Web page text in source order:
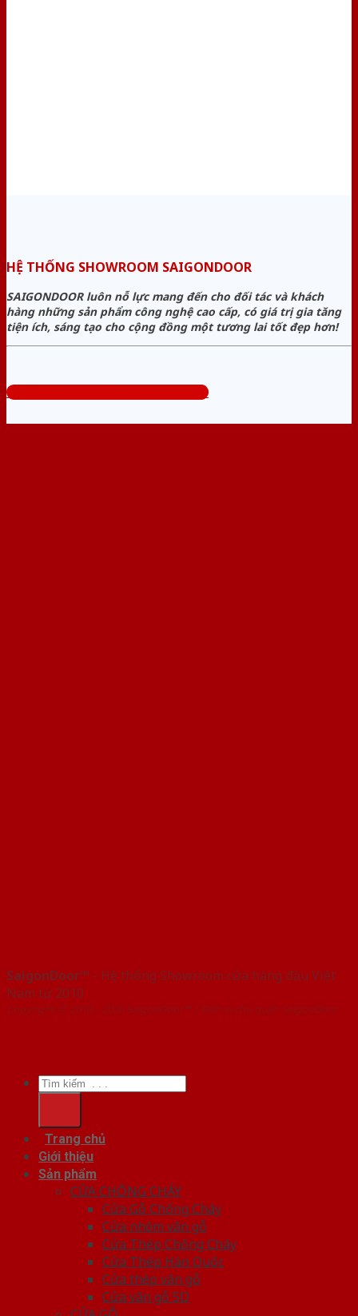
HỆ THỐNG SHOWROOM SAIGONDOOR
SAIGONDOOR luôn nỗ lực mang đến cho đối tác và khách
hàng những sản phẩm công nghệ cao cấp, có giá trị gia tăng
tiện ích, sáng tạo cho cộng đồng một tương lai tốt đẹp hơn!
Tổng đài tư vấn miễn phí: 0824.400.400
SaigonDoor™ - Hệ thống Showroom cửa hàng đầu Việt
Nam từ 2010
Copyright ⓒ 2010 – 2026 SaigonDoor™ | Đơn vị chủ quản SaigonDoor
Tìm
kiếm:
Trang chủ
Giới thiệu
Sản phẩm
CỬA CHỐNG CHÁY
Cửa Gỗ Chống Cháy
Cửa nhôm vân gỗ
Cửa Thép Chống Cháy
Cửa Thép Hàn Quốc
Cửa thép vân gỗ
Cửa vân gỗ 5D